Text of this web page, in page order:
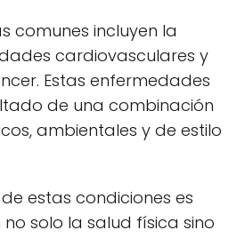
comunes incluyen la
cardiovasculares y
Estas enfermedades
de una combinación
ambientales y de estilo
estas condiciones es
solo la salud física sino